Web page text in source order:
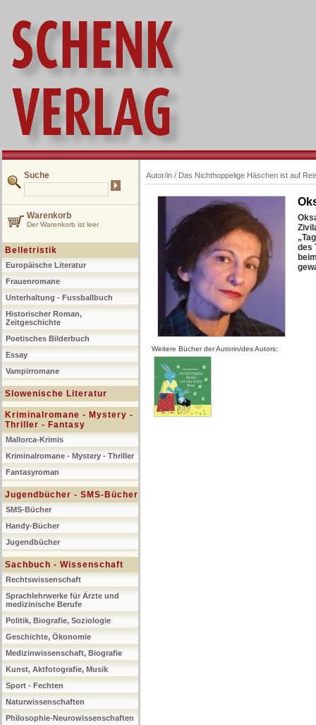
Suche
Warenkorb
Der Warenkorb ist leer
Belletristik
Europäische Literatur
Frauenromane
Unterhaltung - Fussballbuch
Historischer Roman,
Zeitgeschichte
Poetisches Bilderbuch
Essay
Vampirromane
Slowenische Literatur
Kriminalromane - Mystery -
Thriller - Fantasy
Mallorca-Krimis
Kriminalromane - Mystery - Thriller
Fantasyroman
Jugendbücher - SMS-Bücher
SMS-Bücher
Handy-Bücher
Jugendbücher
Sachbuch - Wissenschaft
Rechtswissenschaft
Sprachlehrwerke für Ärzte und
medizinische Berufe
Politik, Biografie, Soziologie
Geschichte, Ökonomie
Medizinwissenschaft, Biografie
Kunst, Aktfotografie, Musik
Sport - Fechten
Naturwissenschaften
Philosophie-Neurowissenschaften
Autor/in / Das Nichthoppelige Häschen ist auf
Weitere Bücher der Autorin/des Autors:
des